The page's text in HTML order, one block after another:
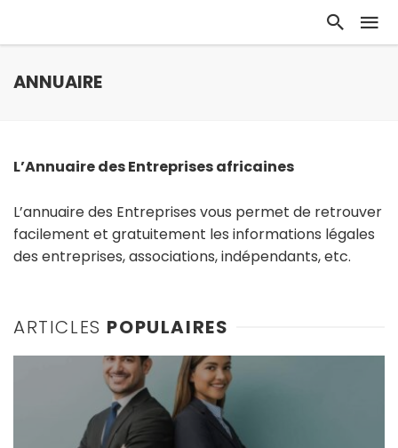
ANNUAIRE
L’Annuaire des Entreprises africaines
L’annuaire des Entreprises vous permet de retrouver
facilement et gratuitement les informations légales
des entreprises, associations, indépendants, etc.
ARTICLES POPULAIRES